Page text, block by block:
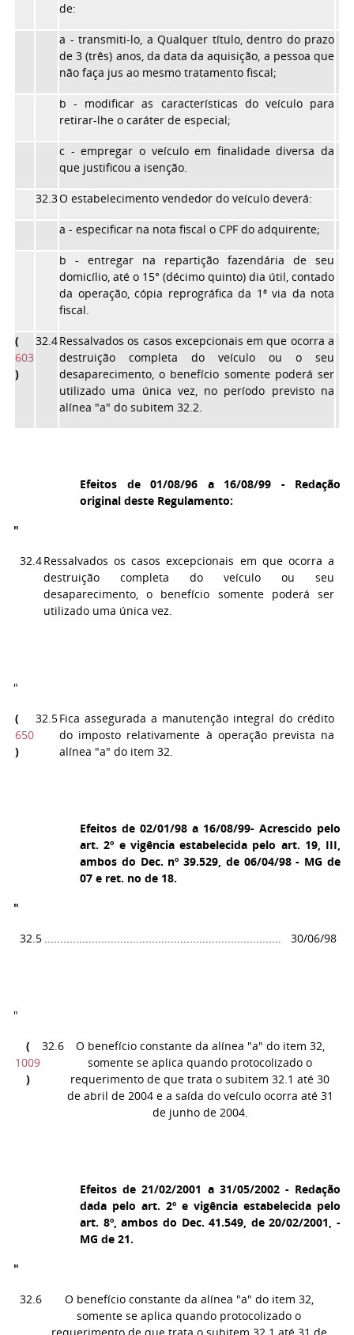
de:
a - transmiti-lo, a Qualquer título, dentro do prazo
de 3 (três) anos, da data da aquisição, a pessoa que
não faça jus ao mesmo tratamento fiscal;
b - modificar as características do veículo para
retirar-lhe o caráter de especial;
c - empregar o veículo em finalidade diversa da
que justificou a isenção.
32.3O estabelecimento vendedor do veículo deverá:
a - especificar na nota fiscal o CPF do adquirente;
b - entregar na repartição fazendária de seu
domicílio, até o 15° (décimo quinto) dia útil, contado
da operação, cópia reprográfica da 1ª via da nota
fiscal.
(
603
)
32.4Ressalvados os casos excepcionais em que ocorra a
destruição completa do veículo ou o seu
desaparecimento, o benefício somente poderá ser
utilizado uma única vez, no período previsto na
alínea "a" do subitem 32.2.
Efeitos de 01/08/96 a 16/08/99 - Redação
original deste Regulamento:
"
32.4Ressalvados os casos excepcionais em que ocorra a
destruição completa do veículo ou seu
desaparecimento, o benefício somente poderá ser
utilizado uma única vez.
"
(
650
)
32.5Fica assegurada a manutenção integral do crédito
do imposto relativamente à operação prevista na
alínea "a" do item 32.
Efeitos de 02/01/98 a 16/08/99- Acrescido pelo
art. 2º e vigência estabelecida pelo art. 19, III,
ambos do Dec. nº 39.529, de 06/04/98 - MG de
07 e ret. no de 18.
"
32.5 ........................................................................... 30/06/98
"
(
1009
)
32.6
O benefício constante da alínea "a" do item 32,
somente se aplica quando protocolizado o
requerimento de que trata o subitem 32.1 até 30
de abril de 2004 e a saída do veículo ocorra até 31
de junho de 2004.
Efeitos de 21/02/2001 a 31/05/2002 - Redação
dada pelo art. 2º e vigência estabelecida pelo
art. 8º, ambos do Dec. 41.549, de 20/02/2001, -
MG de 21.
"
32.6
O benefício constante da alínea "a" do item 32,
somente se aplica quando protocolizado o